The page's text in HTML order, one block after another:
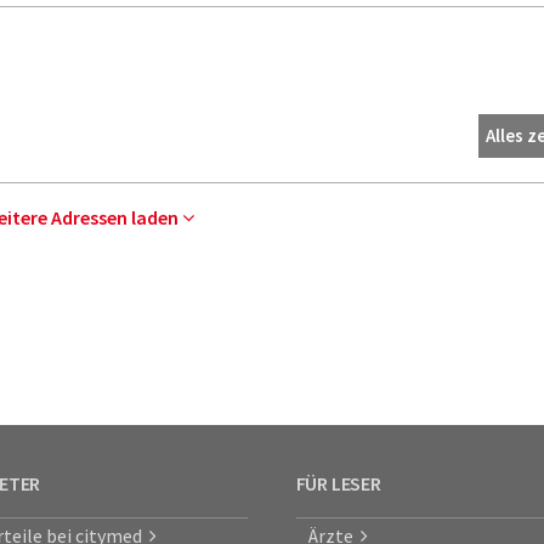
Alles
Adressen laden
bei citymed
FÜR LESER
Ärzte